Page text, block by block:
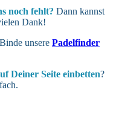
noch fehlt? Dann kannst
Dank!
Binde unsere Padelfinder
Deiner Seite ein­betten?